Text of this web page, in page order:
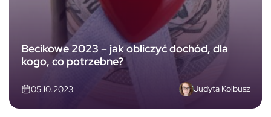
Becikowe 2023 – jak obliczyć dochód, dla
kogo, co potrzebne?
05.10.2023 Judyta Kolbusz